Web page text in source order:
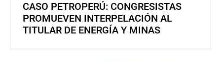
CASO PETROPERÚ: CONGRESISTAS
PROMUEVEN INTERPELACIÓN AL
TITULAR DE ENERGÍA Y MINAS